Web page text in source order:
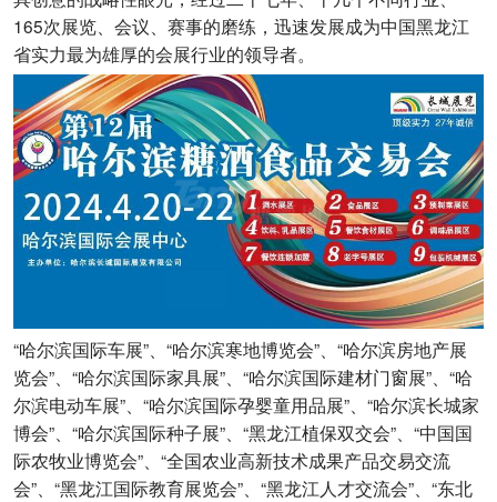
165次展览、会议、赛事的磨练，迅速发展成为中国黑龙江
省实力最为雄厚的会展行业的领导者。
“哈尔滨国际车展”、“哈尔滨寒地博览会”、“哈尔滨房地产展
览会”、“哈尔滨国际家具展”、“哈尔滨国际建材门窗展”、“哈
尔滨电动车展”、“哈尔滨国际孕婴童用品展”、“哈尔滨长城家
博会”、“哈尔滨国际种子展”、“黑龙江植保双交会”、“中国国
际农牧业博览会”、“全国农业高新技术成果产品交易交流
会”、“黑龙江国际教育展览会”、“黑龙江人才交流会”、“东北